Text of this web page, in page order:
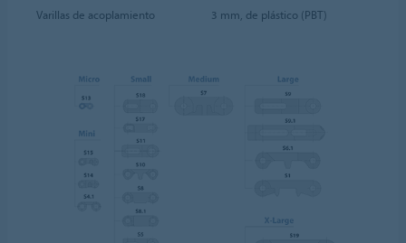
Varillas de acoplamiento
3 mm, de plástico (PBT)